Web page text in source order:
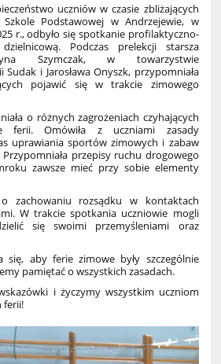
uczniów w czasie zbliżających
Podstawowej w Andrzejewie, w
r., odbyło się spotkanie profilaktyczno-
Podczas prelekcji starsza
Szymczak, w towarzystwie
i Jarosława Onyszk, przypomniała
pojawić się w trakcie zimowego
o różnych zagrożeniach czyhających
Omówiła z uczniami zasady
uprawiania sportów zimowych i zabaw
przepisy ruchu drogowego
zawsze mieć przy sobie elementy
o zachowaniu rozsądku w kontaktach
W trakcie spotkania uczniowie mogli
się swoimi przemyśleniami oraz
się, aby ferie zimowe były szczególnie
pamiętać o wszystkich zasadach.
i życzymy wszystkim uczniom
ferii!